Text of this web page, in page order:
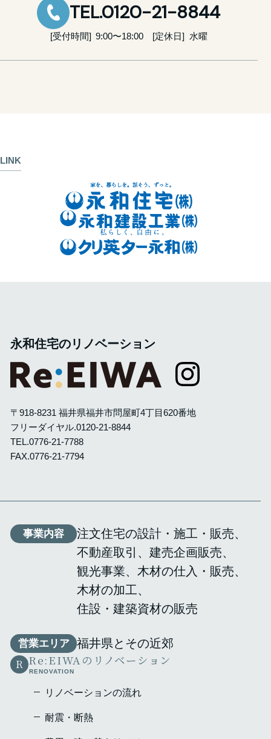
TEL.0120-21-8844
受付時間 9:00〜18:00 定休日 水曜
LINK
永和住宅のリノベーション
〒918-8231 福井県福井市問屋町4丁目620番地
フリーダイヤル.0120-21-8844
TEL.0776-21-7788
FAX.0776-21-7794
事業内容
注文住宅の設計・施工・販売
不動産取引
建売企画販売
観光事業
木材の仕入・販売
木材の加工
住設・建築資材の販売
営業エリア 福井県とその近郊
R Re:EIWAのリノベーション
RENOVATION
リノベーションの流れ
耐震・断熱